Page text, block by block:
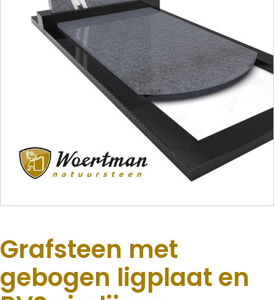
Grafsteen met
gebogen ligplaat en